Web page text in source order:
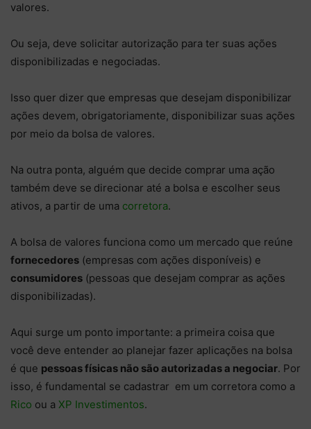
valores.
Ou seja, deve solicitar autorização para ter suas ações
disponibilizadas e negociadas.
Isso quer dizer que empresas que desejam disponibilizar
ações devem, obrigatoriamente, disponibilizar suas ações
por meio da bolsa de valores.
Na outra ponta, alguém que decide comprar uma ação
também deve se direcionar até a bolsa e escolher seus
ativos, a partir de uma corretora.
A bolsa de valores funciona como um mercado que reúne
fornecedores (empresas com ações disponíveis) e
consumidores (pessoas que desejam comprar as ações
disponibilizadas).
Aqui surge um ponto importante: a primeira coisa que
você deve entender ao planejar fazer aplicações na bolsa
é que pessoas físicas não são autorizadas a negociar. Por
isso, é fundamental se cadastrar em um corretora como a
Rico ou a XP Investimentos.